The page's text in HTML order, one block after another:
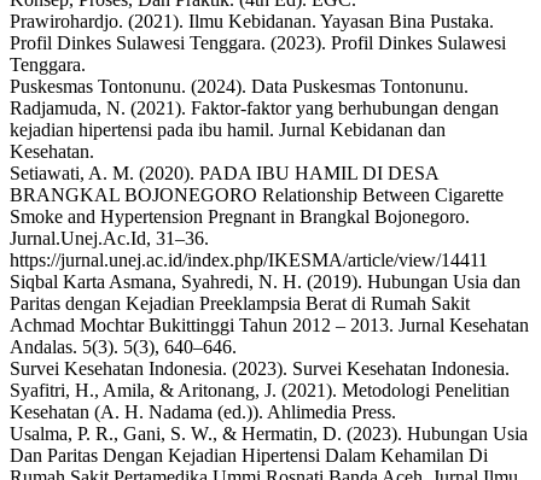
Prawirohardjo. (2021). Ilmu Kebidanan. Yayasan Bina Pustaka.
Profil Dinkes Sulawesi Tenggara. (2023). Profil Dinkes Sulawesi
Tenggara.
Puskesmas Tontonunu. (2024). Data Puskesmas Tontonunu.
Radjamuda, N. (2021). Faktor-faktor yang berhubungan dengan
kejadian hipertensi pada ibu hamil. Jurnal Kebidanan dan
Kesehatan.
Setiawati, A. M. (2020). PADA IBU HAMIL DI DESA
BRANGKAL BOJONEGORO Relationship Between Cigarette
Smoke and Hypertension Pregnant in Brangkal Bojonegoro.
Jurnal.Unej.Ac.Id, 31–36.
https://jurnal.unej.ac.id/index.php/IKESMA/article/view/14411
Siqbal Karta Asmana, Syahredi, N. H. (2019). Hubungan Usia dan
Paritas dengan Kejadian Preeklampsia Berat di Rumah Sakit
Achmad Mochtar Bukittinggi Tahun 2012 – 2013. Jurnal Kesehatan
Andalas. 5(3). 5(3), 640–646.
Survei Kesehatan Indonesia. (2023). Survei Kesehatan Indonesia.
Syafitri, H., Amila, & Aritonang, J. (2021). Metodologi Penelitian
Kesehatan (A. H. Nadama (ed.)). Ahlimedia Press.
Usalma, P. R., Gani, S. W., & Hermatin, D. (2023). Hubungan Usia
Dan Paritas Dengan Kejadian Hipertensi Dalam Kehamilan Di